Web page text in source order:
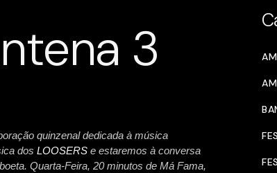
3
quinzenal dedicada à música
dos LOOSERS e estaremos à conversa
Quarta-Feira, 20 minutos de Má Fama,